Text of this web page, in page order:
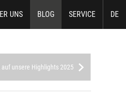
DE
UNS BLOG SERVICE
auf unsere Highlights 2025